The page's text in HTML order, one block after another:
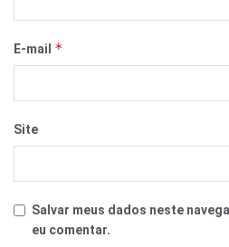
E-mail *
Site
Salvar meus dados neste
eu comentar.